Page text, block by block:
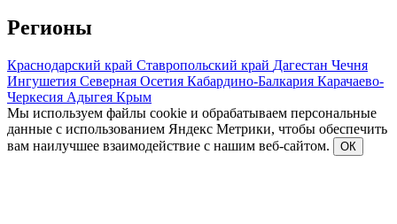
Регионы
Краснодарский край Ставропольский край Дагестан Чечня
Ингушетия Северная Осетия Кабардино-Балкария Карачаево-
Черкесия Адыгея Крым
Мы используем файлы cookie и обрабатываем персональные
данные с использованием Яндекс Метрики, чтобы обеспечить
вам наилучшее взаимодействие с нашим веб-сайтом.
ОК